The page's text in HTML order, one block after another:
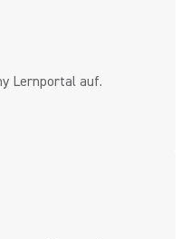
Lernportal auf.